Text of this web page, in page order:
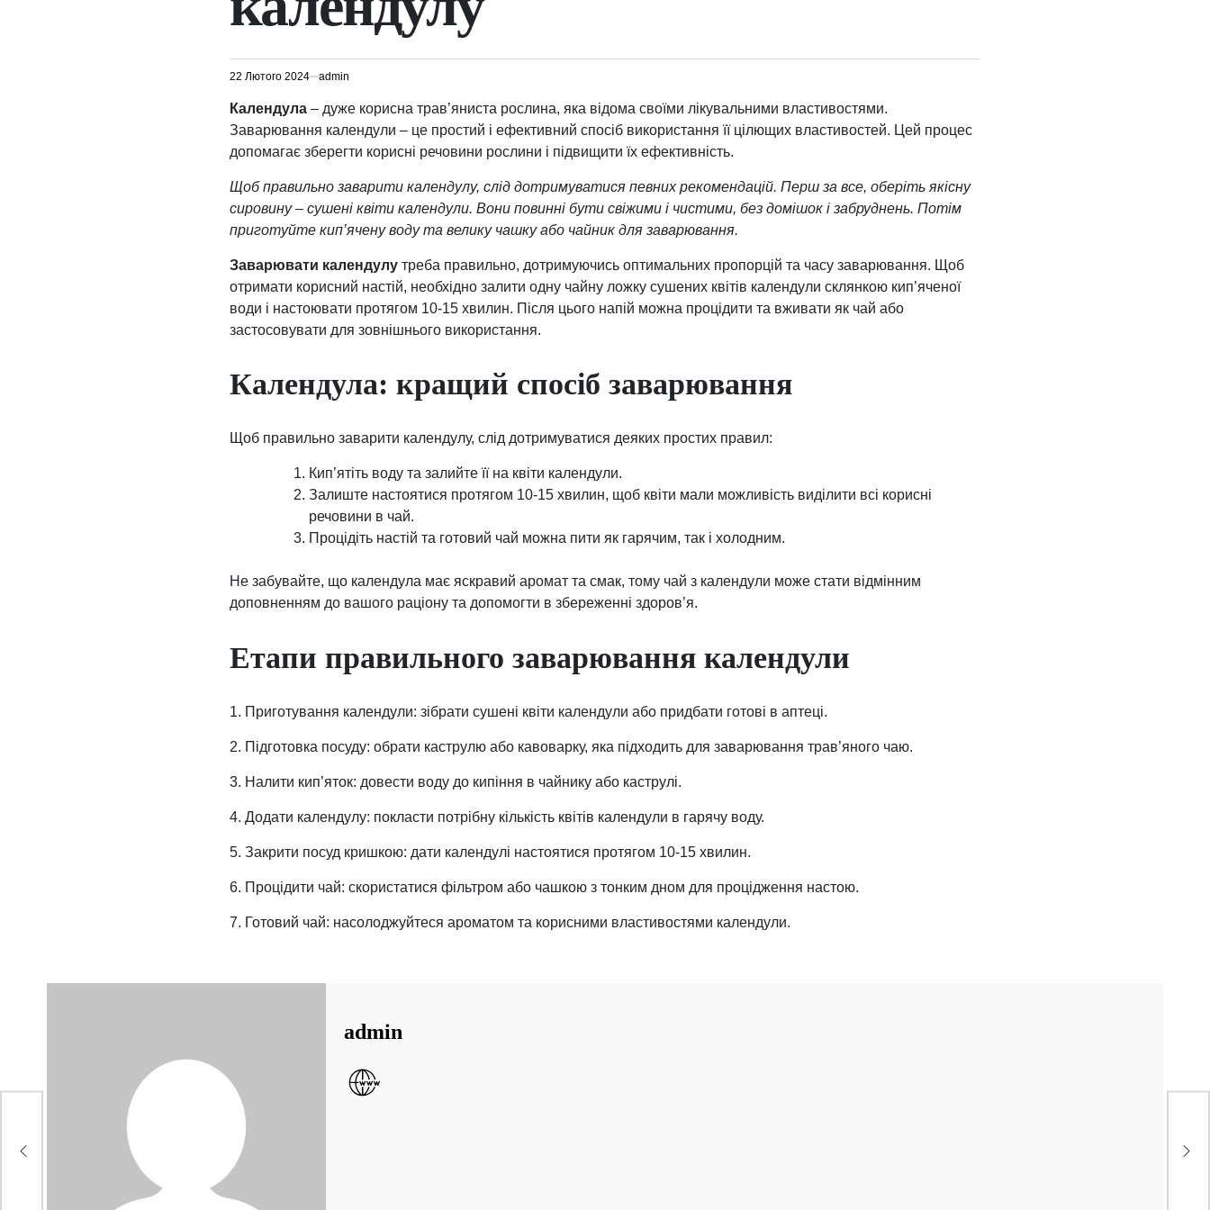
22 Лютого 2024 admin
Календула – дуже корисна трав’яниста рослина, яка відома своїми лікувальними властивостями.
Заварювання календули – це простий і ефективний спосіб використання її цілющих властивостей. Цей процес
допомагає зберегти корисні речовини рослини і підвищити їх ефективність.
Щоб правильно заварити календулу, слід дотримуватися певних рекомендацій. Перш за все, оберіть якісну
сировину – сушені квіти календули. Вони повинні бути свіжими і чистими, без домішок і забруднень. Потім
приготуйте кип’ячену воду та велику чашку або чайник для заварювання.
Заварювати календулу треба правильно, дотримуючись оптимальних пропорцій та часу заварювання. Щоб
отримати корисний настій, необхідно залити одну чайну ложку сушених квітів календули склянкою кип’яченої
води і настоювати протягом 10-15 хвилин. Після цього напій можна процідити та вживати як чай або
застосовувати для зовнішнього використання.
Календула: кращий спосіб заварювання
Щоб правильно заварити календулу, слід дотримуватися деяких простих правил:
Кип’ятіть воду та залийте її на квіти календули.
Залиште настоятися протягом 10-15 хвилин, щоб квіти мали можливість виділити всі корисні
речовини в чай.
Процідіть настій та готовий чай можна пити як гарячим, так і холодним.
Не забувайте, що календула має яскравий аромат та смак, тому чай з календули може стати відмінним
доповненням до вашого раціону та допомогти в збереженні здоров’я.
Етапи правильного заварювання календули
1. Приготування календули: зібрати сушені квіти календули або придбати готові в аптеці.
2. Підготовка посуду: обрати каструлю або кавоварку, яка підходить для заварювання трав’яного чаю.
3. Налити кип’яток: довести воду до кипіння в чайнику або каструлі.
4. Додати календулу: покласти потрібну кількість квітів календули в гарячу воду.
5. Закрити посуд кришкою: дати календулі настоятися протягом 10-15 хвилин.
6. Процідити чай: скористатися фільтром або чашкою з тонким дном для процідження настою.
7. Готовий чай: насолоджуйтеся ароматом та корисними властивостями календули.
admin